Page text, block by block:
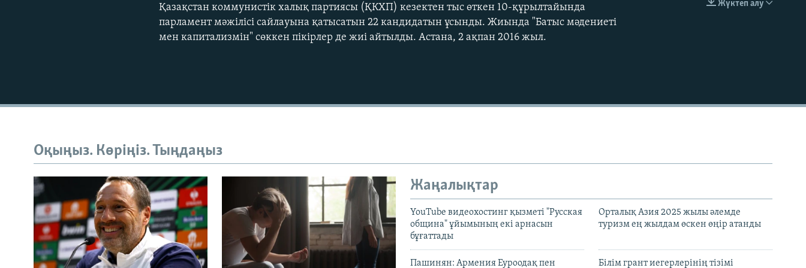
EMBED
Жүктеп алу
Қазақстан коммунистік халық партиясы (ҚКХП) кезектен тыс өткен 10-құрылтайында
парламент мәжілісі сайлауына қатысатын 22 кандидатын ұсынды. Жиында "Батыс мәдениеті
мен капитализмін" сөккен пікірлер де жиі айтылды. Астана, 2 ақпан 2016 жыл.
Оқыңыз. Көріңіз. Тыңдаңыз
Жаңалықтар
YouTube видеохостинг қызметі "Русская
община" ұйымының екі арнасын
бұғаттады
Орталық Азия 2025 жылы әлемде
туризм ең жылдам өскен өңір атанды
Пашинян: Армения Еуроодақ пен Білім грант иегерлерінің тізімі